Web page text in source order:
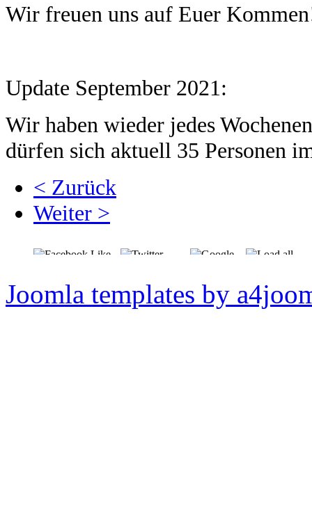
Wir freuen uns auf Euer
Update September 2021:
Wir haben wieder jedes
dürfen sich aktuell 35 Personen
< Zurück
Weiter >
Joomla templates by